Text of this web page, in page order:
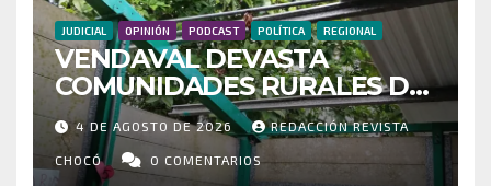
JUDICIAL OPINIÓN PODCAST POLÍTICA REGIONAL
VENDAVAL DEVASTA
COMUNIDADES RURALES DE
RIOSUCIO: ESCUELAS,
VIVIENDAS Y CEMENTERIO
ENTRE LOS AFECTADOS
4 DE AGOSTO DE 2026 REDACCIÓN REVISTA
CHOCÓ 0 COMENTARIOS